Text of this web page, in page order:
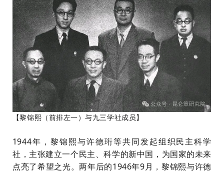
【黎锦熙（前排左一）与九三学社成员】
1944年，黎锦熙与许德珩等共同发起组织民主科学
社，主张建立一个民主、科学的新中国，为国家的未来
点亮了希望之光。两年后的1946年9月，黎锦熙与许德